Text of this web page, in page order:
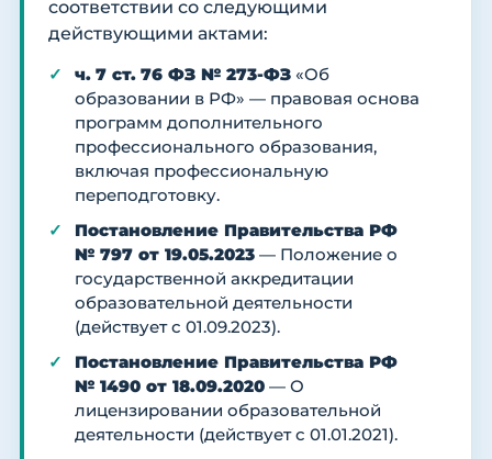
соответствии со следующими
действующими актами:
ч. 7 ст. 76 ФЗ № 273-ФЗ «Об
образовании в РФ» — правовая основа
программ дополнительного
профессионального образования,
включая профессиональную
переподготовку.
Постановление Правительства РФ
№ 797 от 19.05.2023 — Положение о
государственной аккредитации
образовательной деятельности
(действует с 01.09.2023).
Постановление Правительства РФ
№ 1490 от 18.09.2020 — О
лицензировании образовательной
деятельности (действует с 01.01.2021).